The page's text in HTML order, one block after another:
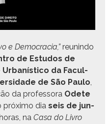
e Democ­ra­cia,”reunin­do
de Estu­dos de
da Fac­ul­
de São Paulo,
da pro­fes­so­ra Odete
próx­i­mo dia seis de jun­
na Casa do Livro